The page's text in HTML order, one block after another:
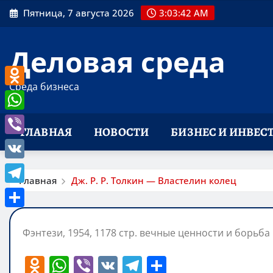
Перейти
к
Пятница, 7 августа 2026 3:03:43 AM
Деловая среда
Среда бизнеса
ГЛАВНАЯ НОВОСТИ БИЗНЕС И
Главная Дж. Р. Р. Толкин — Властелин колец
Фэнтези, 1954, 1178 стр. вечные ценности и борьба
O W Vi V T
Odnoklassniki
WhatsApp
Viber
VK
Telegram
Отправить